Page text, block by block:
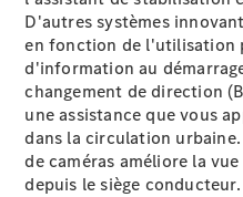
Configurateur
Mercedes-
Benz Store
EQV
D'autres systèmes
en fonction de l'utilisation
d'information au
changement de direction
une assistance que vous
dans la circulation
decaméras améliore la
depuis le siège conducteur.